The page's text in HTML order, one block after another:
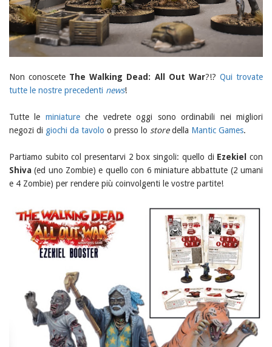
Non conoscete The Walking Dead: All Out War?!? Qui trovate
tutte le nostre precedenti news!
Tutte le miniatureche vedrete oggi sono ordinabili nei migliori
negozi di giochi da tavolo o presso lo storedella Mantic Games.
Partiamo subito col presentarvi 2 box singoli: quello di Ezekiel
con
Shiva (ed uno Zombie) e quello con 6 miniature abbattute (2 umani
e 4 Zombie) per rendere più coinvolgenti le vostre partite!